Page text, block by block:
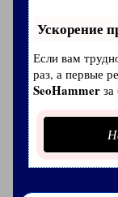
Ускорение
Если вам
раз, а первые
SeoHammerза